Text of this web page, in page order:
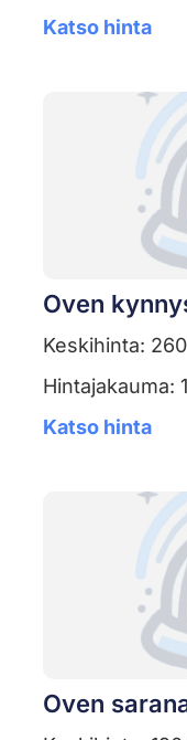
Katso hinta
Oven
Keskihinta:
Hintajakauma:
Katso hinta
Oven